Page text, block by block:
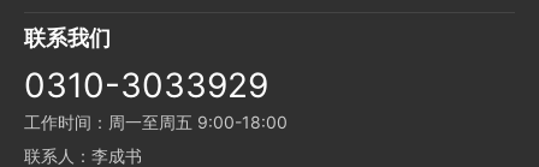
联系我们
0310-3033929
工作时间：周一至周五 9:00-18:00
联系人：李成书